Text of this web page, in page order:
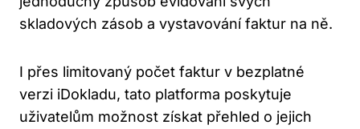
skladových zásob a vystavování faktur na ně.
I přes limitovaný počet faktur v bezplatné
verzi iDokladu, tato platforma poskytuje
uživatelům možnost získat přehled o jejich